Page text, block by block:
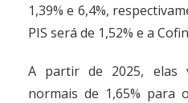
1,39% e 6,4%,
PIS será de 1,52% e a
A partir de 2025, elas
normais de 1,65% para